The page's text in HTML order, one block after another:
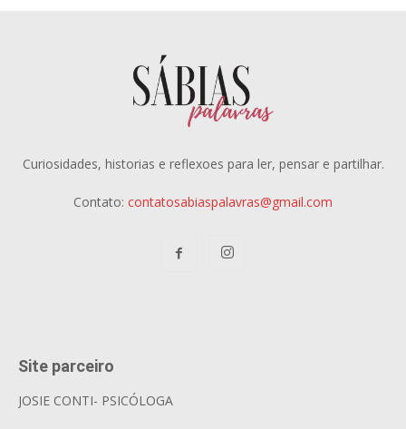
Curiosidades, historias e reflexoes para ler, pensar e partilhar.
Contato: contatosabiaspalavras@gmail.com
Site parceiro
JOSIE CONTI- PSICÓLOGA